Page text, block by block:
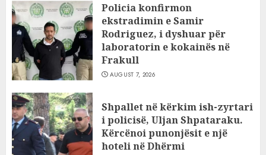
Policia konfirmon
ekstradimin e Samir
Rodriguez, i dyshuar për
laboratorin e kokainës në
Frakull
AUGUST 7, 2026
Shpallet në kërkim ish-zyrtari
i policisë, Uljan Shpataraku.
Kërcënoi punonjësit e një
hoteli në Dhërmi